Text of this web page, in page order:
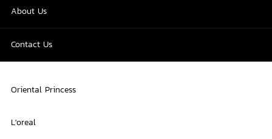
About Us
Contact Us
Oriental Princess
L'oreal